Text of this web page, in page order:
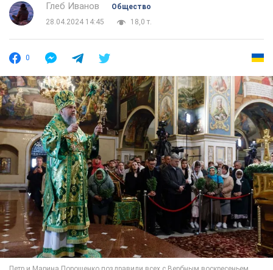
Глеб Иванов
Общество
28.04.2024 14:45
18,0 т.
0